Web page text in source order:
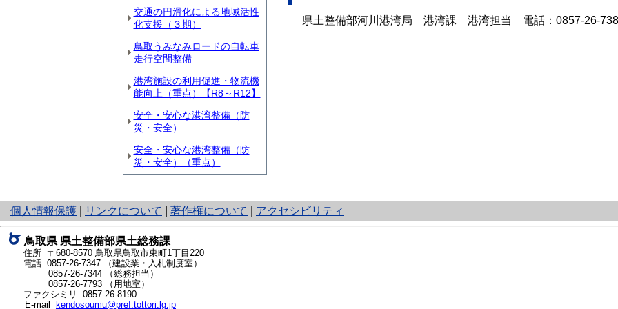
交通の円滑化による地域活性
化支援（３期）
鳥取うみなみロードの自転車
走行空間整備
港湾施設の利用促進・物流機
能向上（重点）【R8～R12】
安全・安心な港湾整備（防
災・安全）
安全・安心な港湾整備（防
災・安全）（重点）
県土整備部河川港湾局 港湾課 港湾担当 電話：0857-26-
個人情報保護
と
り
ネ
ッ
ト
へ
の
リンクについて 著作権について アクセシビリティ
鳥取県 県土整備部県土総務課
住所 〒680-8570 鳥取県鳥取市東町1丁目220
電話 0857-26-7347
（建設業・入札制度室）
0857-26-7344
（総務担当）
0857-26-7793
（用地室）
ファクシミリ 0857-26-8190
E-mail
kendosoumu@pref.tottori.lg.jp